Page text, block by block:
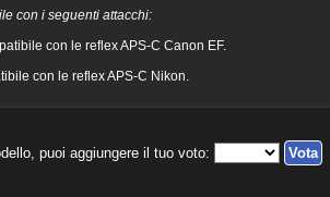
con i seguenti attacchi:
con le reflex APS-C Canon EF.
con le reflex APS-C Nikon.
puoi aggiungere il tuo voto: